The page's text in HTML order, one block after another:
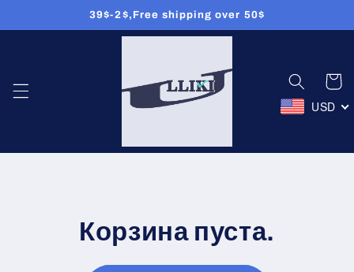
39$-2$,Free shipping over 50$
USD
Корзина пуста.